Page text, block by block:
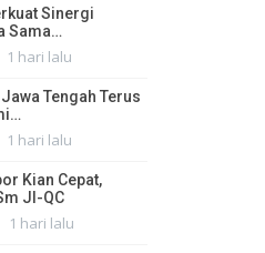
Sinergi
Sama…
1 hari lalu
Tengah Terus
1 hari lalu
Kian Cepat,
JI-QC
1 hari lalu